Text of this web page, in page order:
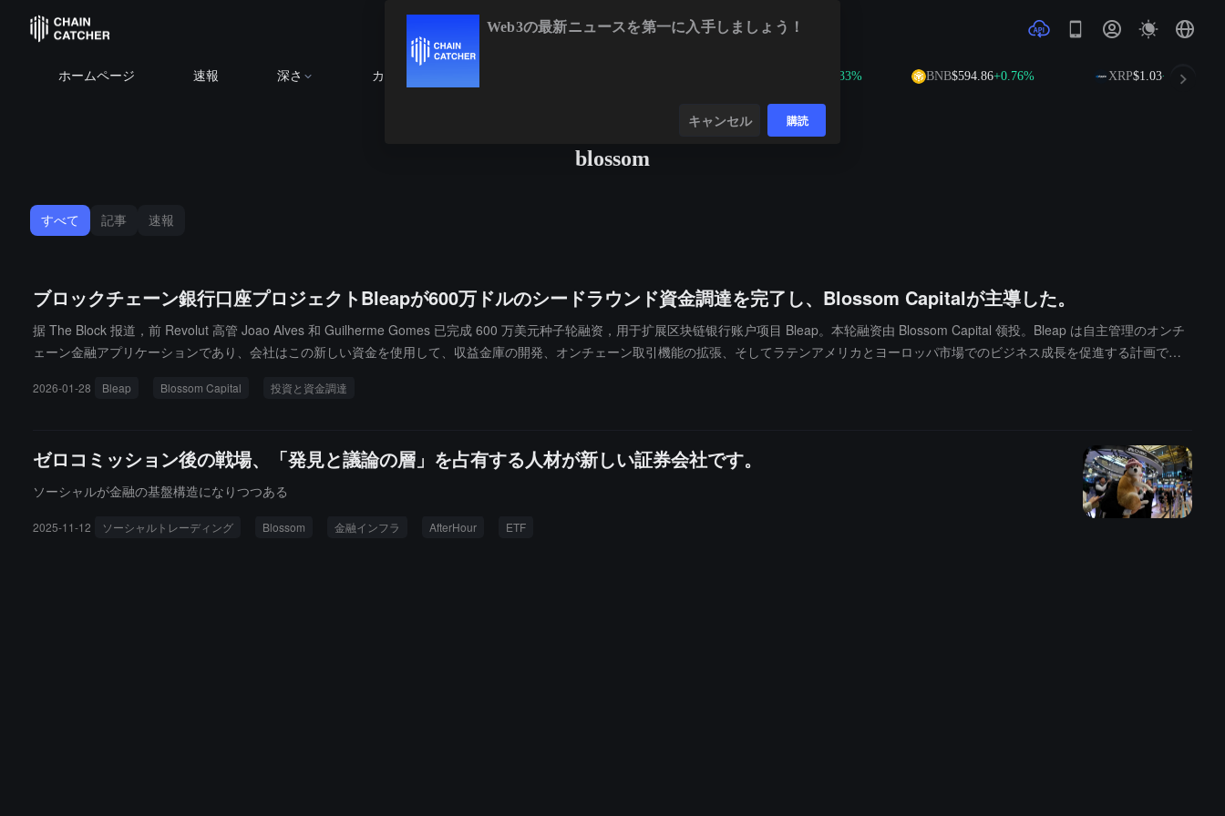
ホームページ 速報 深さ カレンダー +0.33% BNB$594.86+0.76% XRP$1.03+0.47%
blossom
すべて 記事 速報
ブロックチェーン銀行口座プロジェクトBleapが600万ドルのシードラウンド資金調達を完了し、Blossom Capitalが主導した。
据 The Block 报道，前 Revolut 高管 Joao Alves 和 Guilherme Gomes 已完成 600 万美元种子轮融资，用于扩展区块链银行账户项目 Bleap。本轮融资由 Blossom Capital 领投。Bleap は自主管理のオンチ
ェーン金融アプリケーションであり、会社はこの新しい資金を使用して、収益金庫の開発、オンチェーン取引機能の拡張、そしてラテンアメリカとヨーロッパ市場でのビジネス成長を促進する計画で
2026-01-28 Bleap Blossom Capital 投資と資金調達
ゼロコミッション後の戦場、「発見と議論の層」を占有する人材が新しい証券会社です。
ソーシャルが金融の基盤構造になりつつある
2025-11-12 ソーシャルトレーディング Blossom 金融インフラ AfterHour ETF
Web3の最新ニュースを第一に入手しましょう！
キャンセル 購読